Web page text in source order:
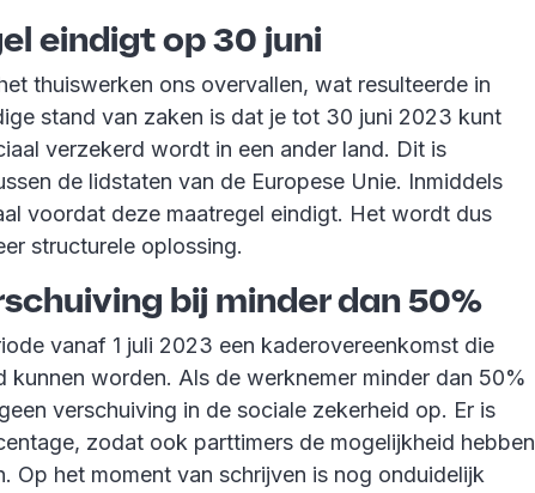
eindigt op 30 juni
thuiswerken ons overvallen, wat resulteerde in
stand van zaken is dat je tot 30 juni 2023 kunt
verzekerd wordt in een ander land. Dit is
de lidstaten van de Europese Unie. Inmiddels
voordat deze maatregel eindigt. Het wordt dus
structurele oplossing.
bij minder dan 50%
vanaf 1 juli 2023 een kaderovereenkomst die
worden. Als de werknemer minder dan 50%
verschuiving in de sociale zekerheid op. Er is
zodat ook parttimers de mogelijkheid hebben
Op het moment van schrijven is nog onduidelijk